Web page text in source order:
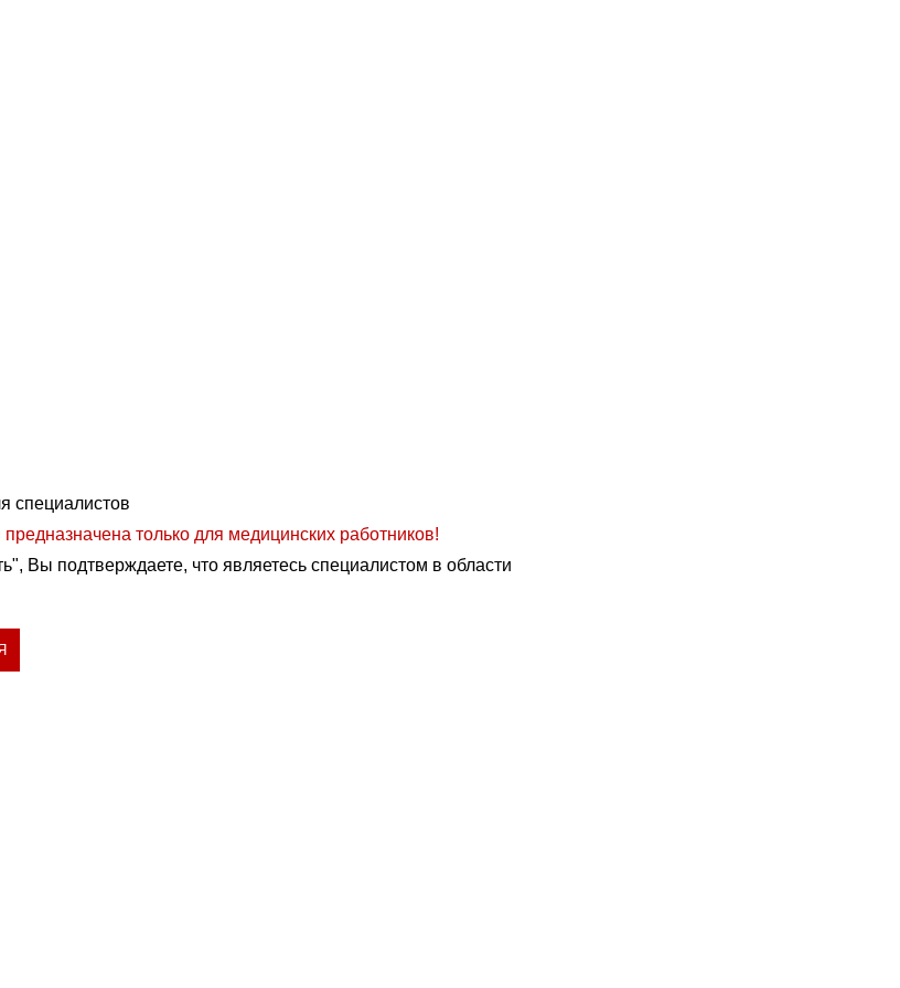
специалистов
только для медицинских работников!
Вы подтверждаете, что являетесь специалистом в области